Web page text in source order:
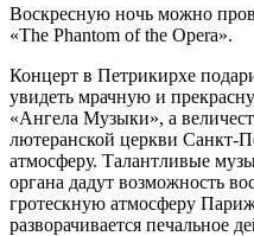
Воскресную ночь можно
«The Phantom of the Opera».
Концерт в Петрикирхе
увидеть мрачную и
«Ангела Музыки», а
лютеранской церкви Санкт-
атмосферу. Талантливые
органа дадут возможность
гротескную атмосферу
разворачивается печальное